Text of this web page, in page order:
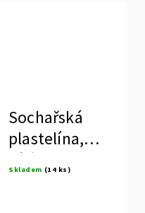
Sochařská
plastelína,
bílá
Skladem (14 ks)